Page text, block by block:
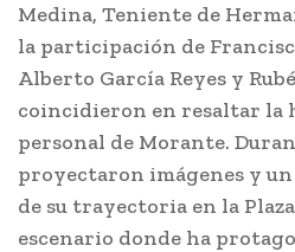
Medina, Teniente de
la participación de
Alberto García Reyes y
coincidieron en resaltar la
personal de Morante.
proyectaron imágenes y
de su trayectoria en la
escenario donde ha